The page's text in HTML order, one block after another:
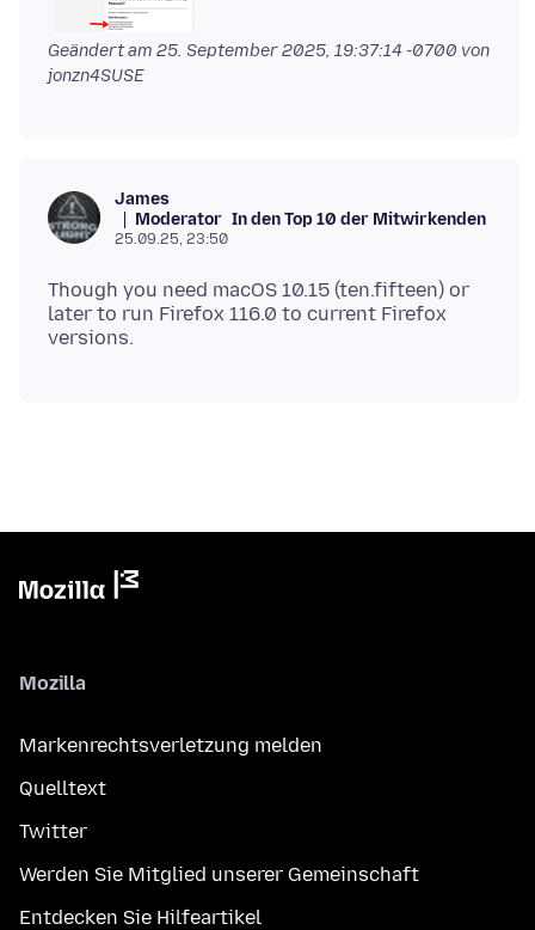
Geändert am 25. September 2025, 19:37:14 -0700 von
jonzn4SUSE
James
Moderator In den Top 10 der Mitwirkenden
25.09.25, 23:50
Though you need macOS 10.15 (ten.fifteen) or
later to run Firefox 116.0 to current Firefox
Mozilla
Markenrechtsverletzung melden
Quelltext
Twitter
Werden Sie Mitglied unserer Gemeinschaft
Entdecken Sie Hilfeartikel